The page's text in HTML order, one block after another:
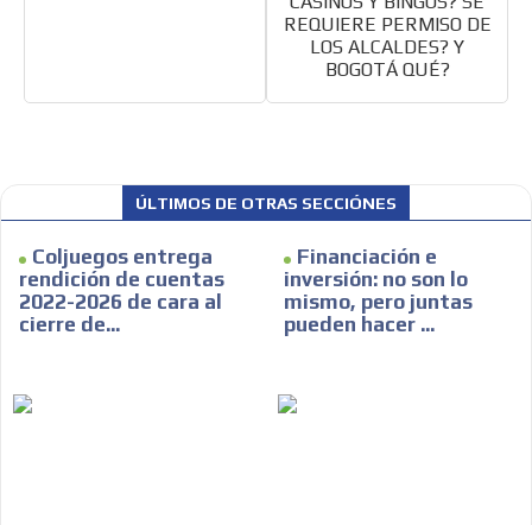
REQUIERE PERMISO DE
LOS ALCALDES? Y
BOGOTÁ QUÉ?
ÚLTIMOS DE OTRAS SECCIÓNES
Coljuegos entrega
rendición de cuentas
2022-2026 de cara al
cierre de...
Financiación e
inversión: no son lo
mismo, pero juntas
pueden hacer ...